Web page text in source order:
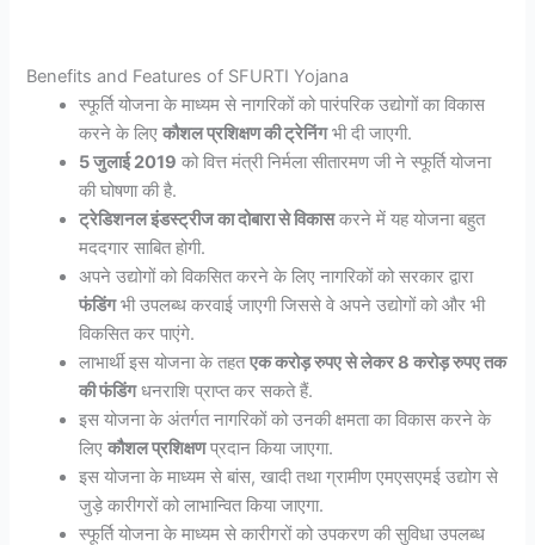
Benefits and Features of SFURTI Yojana
स्फूर्ति योजना के माध्यम से नागरिकों को पारंपरिक उद्योगों का विकास
करने के लिएकौशल प्रशिक्षण की ट्रेनिंगभी दी जाएगी.
5 जुलाई 2019 को वित्त मंत्री निर्मला सीतारमण जी ने स्फूर्ति योजना
की घोषणा की है.
ट्रेडिशनल इंडस्ट्रीज का दोबारा से विकासकरने में यह योजना बहुत
मददगार साबित होगी.
अपने उद्योगों को विकसित करने के लिए नागरिकों को सरकार द्वारा
फंडिंगभी उपलब्ध करवाई जाएगी जिससे वे अपने उद्योगों को और भी
विकसित कर पाएंगे.
लाभार्थी इस योजना के तहतएक करोड़ रुपए से लेकर 8 करोड़ रुपए तक
की फंडिंगधनराशि प्राप्त कर सकते हैं.
इस योजना के अंतर्गत नागरिकों को उनकी क्षमता का विकास करने के
लिएकौशल प्रशिक्षणप्रदान किया जाएगा.
इस योजना के माध्यम से बांस, खादी तथा ग्रामीण एमएसएमई उद्योग से
जुड़े कारीगरों को लाभान्वित किया जाएगा.
स्फूर्ति योजना के माध्यम से कारीगरों को उपकरण की सुविधा उपलब्ध